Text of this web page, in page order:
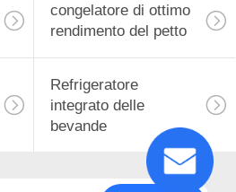
congelatore di ottimo
rendimento del petto
Refrigeratore
integrato delle
bevande